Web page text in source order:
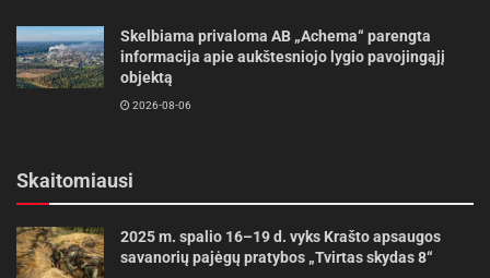
Skelbiama privaloma AB „Achema“ parengta
informacija apie aukštesniojo lygio pavojingąjį
objektą
2026-08-06
Skaitomiausi
2025 m. spalio 16–19 d. vyks Krašto apsaugos
savanorių pajėgų pratybos „Tvirtas skydas 8“